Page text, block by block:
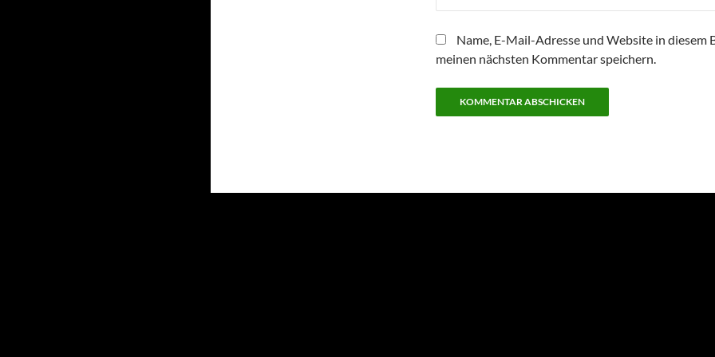
Name, E-Mail-Adresse und Website in diesem
meinen nächsten Kommentar speichern.